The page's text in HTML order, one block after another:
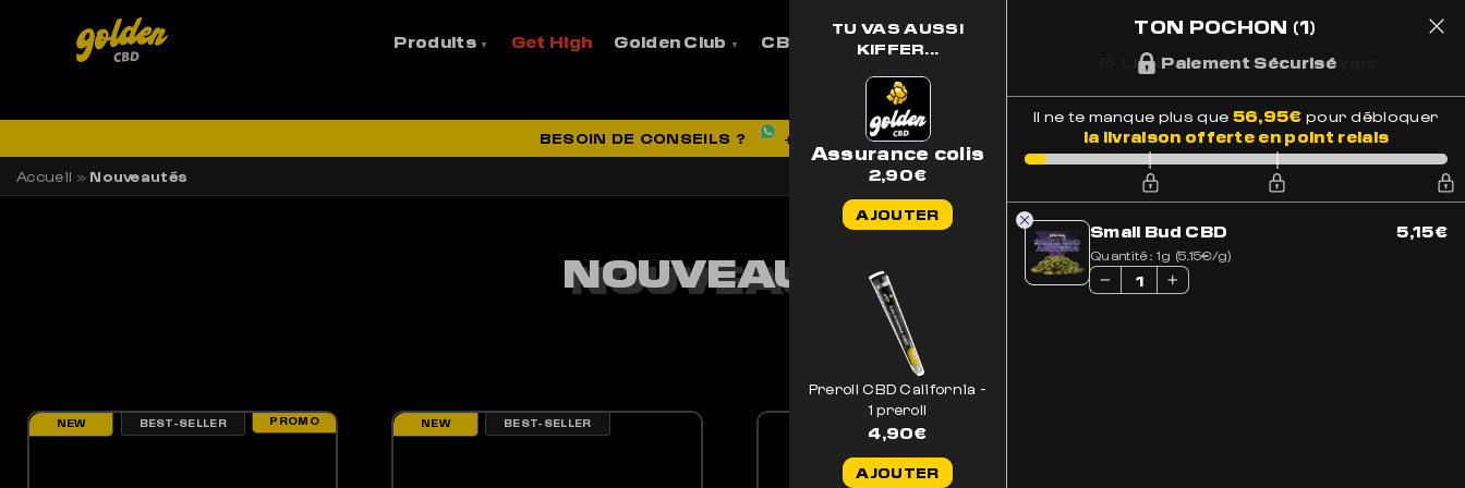
Accueil»
Produits Get High Golden Club CBD Pro Aide et Suivi
LIVRAISON OFFERTE EN FRANCE
BESOIN DE CONSEILS ? +33 7 56 93 14 20
Accueil » Nouveautés
NOUVEAUTÉS
NEW BEST-SELLER PROMO NEW BEST-SELLER
CE PRODUIT A PLUSIEURS VARIATIONS. LES OPTIONS PEUVENT ÊTRE CHOISIES SUR LA PAGE DU PRODUIT
CE PRODUIT A PLUSIEURS VARIATIONS. LES OPTIONS PEUVENT ÊTRE CHOISIES SUR LA PAGE DU
TON POCHON (1)
Paiement Sécurisé
Il ne te manque plus que 56,95€ pour débloquer
la livraison offerte en point relais
Small Bud CBD
Quantité: 1g (5.15€/g)
5,15€
TU VAS AUSSI
KIFFER...
Assurance colis
2,90€
AJOUTER
Preroll CBD California -
1 preroll
4,90€
AJOUTER